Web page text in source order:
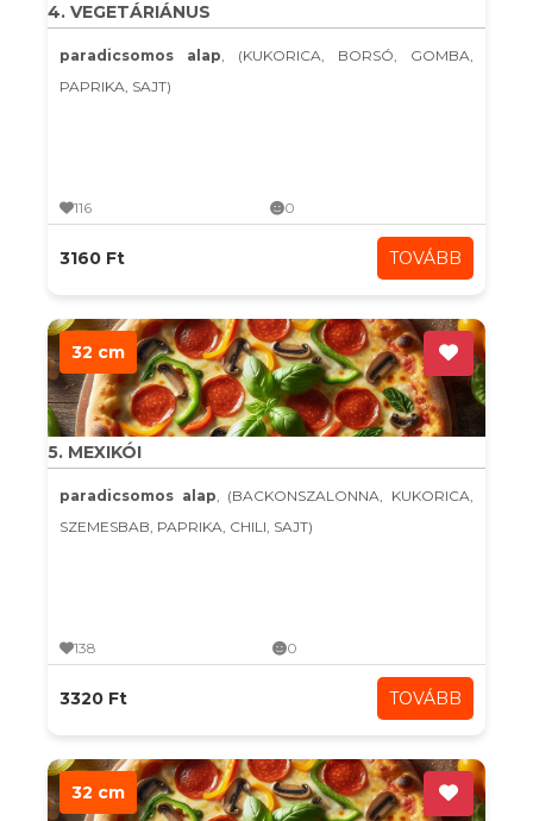
4. VEGETÁRIÁNUS
paradicsomos alap, (KUKORICA, BORSÓ, GOMBA,
PAPRIKA, SAJT)
116 0
3160 Ft TOVÁBB
32 cm
5. MEXIKÓI
paradicsomos alap, (BACKONSZALONNA, KUKORICA,
SZEMESBAB, PAPRIKA, CHILI, SAJT)
138 0
3320 Ft TOVÁBB
32 cm